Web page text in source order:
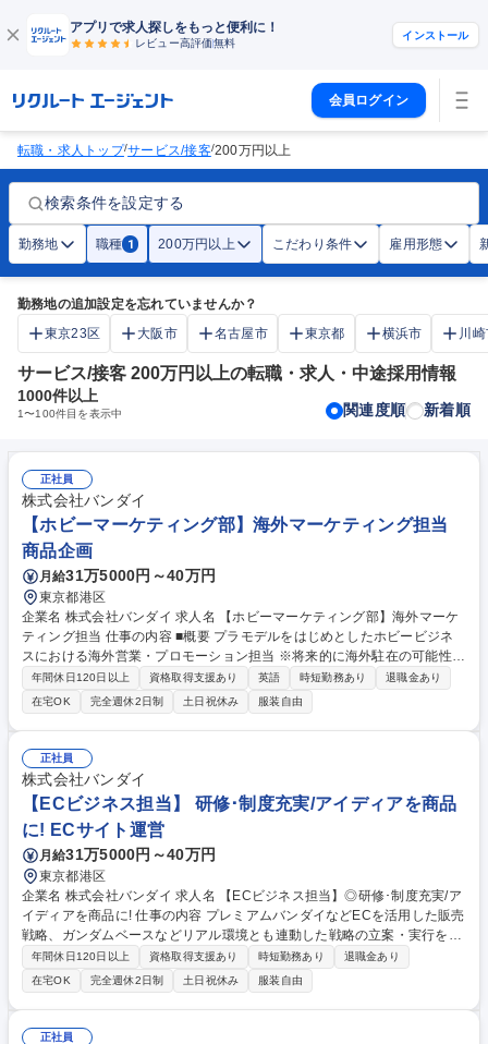
アプリで求人探しをもっと便利に！
レビュー高評価無料
インストール
会員ログイン
転職・求人トップ/サービス/接客/200万円以上
検索条件を設定する
勤務地 職種 1 200万円以上 こだわり条件 雇用形態
勤務地の追加設定を忘れていませんか？
東京23区
大阪市 名古屋市 東京都 横浜市 川
サービス/接客 200万円以上の転職・求人・中途採用情報
1000件以上
1〜100件目を表示中 関連度順 新着順
正社員
株式会社バンダイ
【ホビーマーケティング部】海外マーケティング担当
商品企画
月給31万5000円～40万円
東京都港区
企業名 株式会社バンダイ 求人名 【ホビーマーケティング部】海外マーケ
ティング担当 仕事の内容 ■概要 プラモデルをはじめとしたホビービジネ
スにおける海外営業・プロモーション担当 ※将来的に海外駐在の可能性が
ございます ※ご経験に応じ、国内営業から担当いただく場合がございます
（選考内でご相談） 【具体的には】 ・ガンプラやポケプラをはじめとす
るプラモデル商品の海外拡販や新商品導入に向けたマーケティング戦略立
案と実行 ・海外の販売代理店や法人との商談、商品/サービスの案内、受
注、出荷指示、入金確認等 ・現地イベント、店頭施策、WEBプロモーシ
ョン等の販促活動の実行と管理 募集職種 【ホビーマーケティング部】海
外マーケティング担当
年間休日120日以上 資格取得支援あり 英語 時短勤務あり
退職金あり
在宅OK
完全週休2日制 土日祝休み 服装自由
正社員
株式会社バンダイ
【ECビジネス担当】 研修･制度充実/アイディアを商品
に! ECサイト運営
月給31万5000円～40万円
東京都港区
企業名 株式会社バンダイ 求人名 【ECビジネス担当】◎研修･制度充実/ア
イディアを商品に! 仕事の内容 プレミアムバンダイなどECを活用した販売
戦略、ガンダムベースなどリアル環境とも連動した戦略の立案・実行をお
任せします。 【具体的な仕事内容】 ・プレミアムバンダイ「ホビーオン
ラインショップ」「ガンダムベースオンラインショップ」の運営 ・OMO
「Online Merges with Offline（オンライン マージズ ウィズ オフライ
ン）」など、WEBを活用した新たなマーケティング手法の立案と実行 ・
市場分析、顧客満足度調査や実証データ収集など調査の企画設計～報告書
年間休日120日以上 資格取得支援あり 時短勤務あり
退職金あり
在宅OK
完全週休2日制 土日祝休み 服装自由
正社員